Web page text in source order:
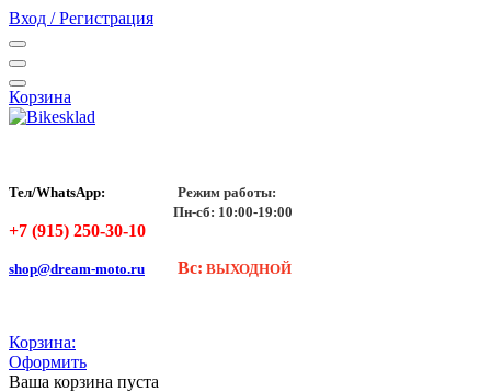
Вход / Регистрация
Корзина
Тел/WhatsApp:
Режим работы:
Пн-сб: 10:00-19:00
+7 (915) 250-30-10
shop@dream-moto.ru Вс: ВЫХОДНОЙ
Корзина:
Оформить
Ваша корзина пуста